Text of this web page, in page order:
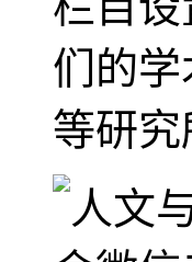
们的
等研究